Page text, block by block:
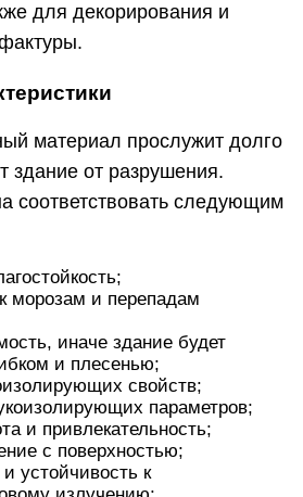
для декорирования и
материал прослужит долго
здание от разрушения.
соответствовать следующим
морозам и перепадам
иначе здание будет
и плесенью;
свойств;
параметров;
и привлекательность;
с поверхностью;
и устойчивость к